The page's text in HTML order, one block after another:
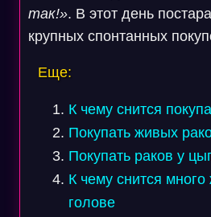
так!». В этот день
крупных спонтанных
Еще:
К чему снится
Покупать живых
Покупать раков у
К чему снится
голове